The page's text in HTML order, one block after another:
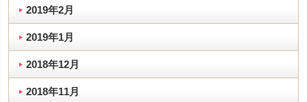
2019年2月
2019年1月
2018年12月
2018年11月